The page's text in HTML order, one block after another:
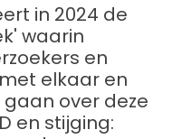
in 2024 de
waarin
en
elkaar en
over deze
en stijging: